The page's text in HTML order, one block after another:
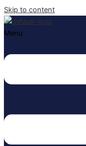
Skip to content
Menu